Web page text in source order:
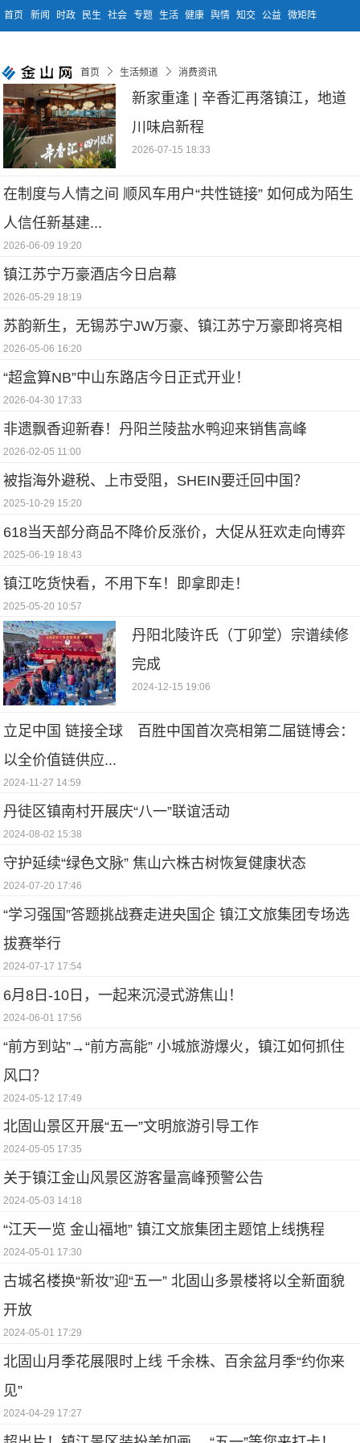
首页 新闻 时政 民生 社会 专题 生活 健康 舆情 知交 公益 微矩阵
首页 生活频道 消费资讯
新家重逢 | 辛香汇再落镇江，地道
川味启新程
2026-07-15 18:33
在制度与人情之间 顺风车用户“共性链接” 如何成为陌生
人信任新基建...
2026-06-09 19:20
镇江苏宁万豪酒店今日启幕
2026-05-29 18:19
苏韵新生，无锡苏宁JW万豪、镇江苏宁万豪即将亮相
2026-05-06 16:20
“超盒算NB”中山东路店今日正式开业！
2026-04-30 17:33
非遗飘香迎新春！丹阳兰陵盐水鸭迎来销售高峰
2026-02-05 11:00
被指海外避税、上市受阻，SHEIN要迁回中国？
2025-10-29 15:20
618当天部分商品不降价反涨价，大促从狂欢走向博弈
2025-06-19 18:43
镇江吃货快看，不用下车！即拿即走！
2025-05-20 10:57
丹阳北陵许氏（丁卯堂）宗谱续修
完成
2024-12-15 19:06
立足中国 链接全球 百胜中国首次亮相第二届链博会：
以全价值链供应...
2024-11-27 14:59
丹徒区镇南村开展庆“八一”联谊活动
2024-08-02 15:38
守护延续“绿色文脉” 焦山六株古树恢复健康状态
2024-07-20 17:46
“学习强国”答题挑战赛走进央国企 镇江文旅集团专场选
拔赛举行
2024-07-17 17:54
6月8日-10日，一起来沉浸式游焦山！
2024-06-01 17:56
“前方到站”→“前方高能” 小城旅游爆火，镇江如何抓住
风口？
2024-05-12 17:49
北固山景区开展“五一”文明旅游引导工作
2024-05-05 17:35
关于镇江金山风景区游客量高峰预警公告
2024-05-03 14:18
“江天一览 金山福地” 镇江文旅集团主题馆上线携程
2024-05-01 17:30
古城名楼换“新妆”迎“五一” 北固山多景楼将以全新面貌
开放
2024-05-01 17:29
北固山月季花展限时上线 千余株、百余盆月季“约你来
见”
2024-04-29 17:27